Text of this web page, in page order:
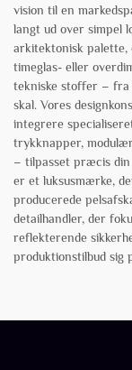
vision til en
langt ud over simpel
arkitektonisk palette,
timeglas- eller
tekniske stoffer – fra
skal. Vores
integrere
trykknapper,
– tilpasset præcis din
er et luksusmærke,
producerede
detailhandler, der
reflekterende
produktionstilbud sig